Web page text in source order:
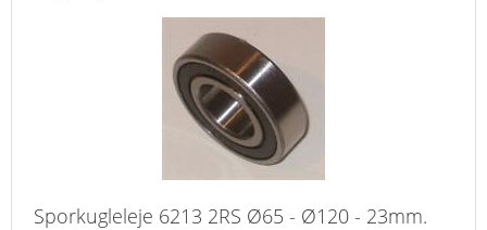
Sporkugleleje 6213 2RS Ø65 - Ø120 - 23mm.